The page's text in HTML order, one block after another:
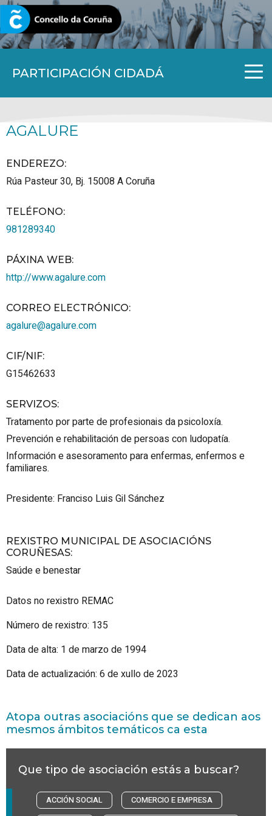
PARTICIPACIÓN CIDADÁ
CORUNA.GAL
AGALURE
ENDEREZO:
Rúa Pasteur 30, Bj. 15008A Coruña
TELÉFONO:
981289340
PÁXINA WEB:
http://www.agalure.com
CORREO ELECTRÓNICO:
agalure@agalure.com
CIF/NIF:
G15462633
SERVIZOS:
Tratamento por parte de profesionais da psicoloxía.
Prevención e rehabilitación de persoas con ludopatía.
Información e asesoramento para enfermas, enfermos e
familiares.
Presidente: Franciso Luis Gil Sánchez
REXISTRO MUNICIPAL DE ASOCIACIÓNS
CORUÑESAS:
Saúde e benestar
Datos no rexistro REMAC
Número de rexistro: 135
Data de alta: 1 de marzo de 1994
Data de actualización: 6 de xullo de 2023
Atopa outras asociacións que se dedican aos
mesmos ámbitos temáticos ca esta
Que tipo de asociación estás a buscar?
ACCIÓN SOCIAL
COMERCIO E EMPRESA